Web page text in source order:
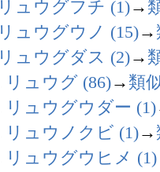
リュウグフチ (1)→
リュウグウノ (15)→
リュウグダス (2)→
リュウグ (86)→ 類
リュウグウダー (1)
リュウノクビ (1)→
リュウグウヒメ (1)